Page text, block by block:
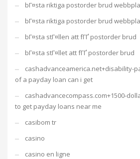
bГ¤sta riktiga postorder brud
bГ¤sta riktiga postorder brud
bГ¤sta stГ¤llen att fГҐ postorder brud
bГ¤sta stГ¤llet att fГҐ postorder brud
cashadvanceamerica.net+disability-
of a payday loan can i get
cashadvancecompass.com+1500-
to get payday loans near me
casibom tr
casino
casino en ligne